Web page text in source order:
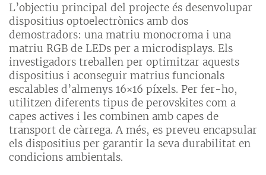
L’objectiu principal del projecte és desenvolupar
dispositius optoelectrònics amb dos
demostradors: una matriu monocroma i una
matriu RGB de LEDs per a microdisplays. Els
investigadors treballen per optimitzar aquests
dispositius i aconseguir matrius funcionals
escalables d’almenys 16×16 píxels. Per fer-ho,
utilitzen diferents tipus de perovskites com a
capes actives i les combinen amb capes de
transport de càrrega. A més, es preveu encapsular
els dispositius per garantir la seva durabilitat en
condicions ambientals.